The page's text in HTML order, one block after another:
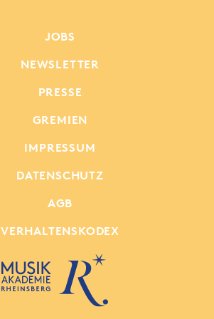
JOBS
NEWSLETTER
PRESSE
GREMIEN
IMPRESSUM
DATENSCHUTZ
AGB
VERHALTENSKODEX